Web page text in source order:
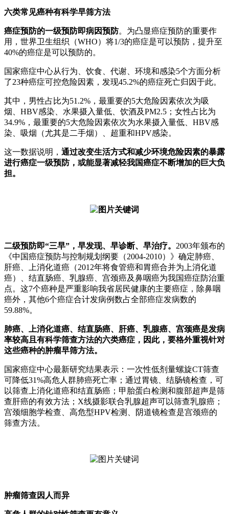
六类常见癌种有科学早筛方法
癌症预防的一级预防即病因预防。为凸显癌症预防的重要作
用，世界卫生组织（WHO）将1/3的癌症是可以预防，提升至
40%的癌症是可以预防的。
国家癌症中心从行为、饮食、代谢、环境和感染5个方面分析
了23种癌症可控危险因素，发现45.2%的癌症死亡归因于此。
其中，男性占比为51.2%，最重要的5大危险因素依次为吸
烟、HBV感染、水果摄入量低、饮酒及PM2.5；女性占比为
34.9%，最重要的5大危险因素依次为水果摄入量低、HBV感
染、吸烟（尤其是二手烟）、超重和HPV感染。
这一数据说明， 通过改变生活方式和减少环境危险因素的暴露
进行癌症一级预防，或能显著减轻我国癌症不断增加的巨大负
担。
二级预防即“三早”，早发现、早诊断、早治疗。 2003年颁布的
《中国癌症预防与控制规划纲要（2004-2010）》确定肺癌、
肝癌、上消化道癌（2012年将食管癌和胃癌合并为上消化道
癌）、结直肠癌、乳腺癌、宫颈癌及鼻咽癌为我国癌症防治重
点。这7个癌种是严重影响我省居民健康的主要癌症，除鼻咽
癌外，其他6个癌症合计发病例数占全部癌症发病数的
59.88%。
肺癌、上消化道癌、结直肠癌、肝癌、乳腺癌、宫颈癌是发病
率较高且有科学筛查方法的六类癌症，因此，要格外重视针对
这些癌种的肿瘤早筛方法。
国家癌症中心最新研究结果表示：一次性低剂量螺旋CT筛查
可降低31%高危人群肺癌死亡率；通过胃镜、结肠镜检查，可
以筛查上消化道癌和结直肠癌；甲胎蛋白检测和腹部超声是筛
查肝癌的有效方法；X线摄影联合乳腺超声可以筛查乳腺癌；
宫颈细胞学检查、高危型HPV检测、阴道镜检查是宫颈癌的
筛查方法。
肿瘤筛查因人而异